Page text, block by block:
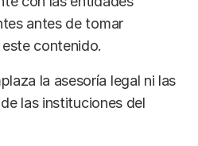
antes de tomar
contenido.
la asesoría legal ni las
las instituciones del